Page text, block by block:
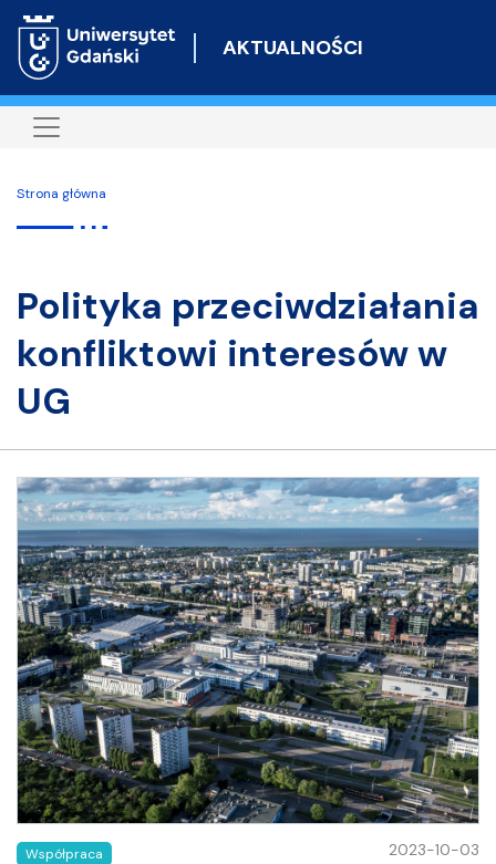
do
AKTUALNOŚCI
Strona główna
Polityka przeciwdziałania
konfliktowi interesów w
UG
Współpraca 2023-10-03